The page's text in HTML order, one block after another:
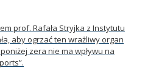
prof. Rafała Stryjka z Instytutu
aby ogrzać ten wrażliwy organ
zera nie ma wpływu na